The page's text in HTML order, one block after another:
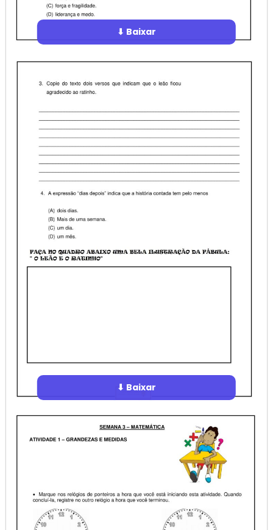
⬇ Baixar
⬇ Baixar